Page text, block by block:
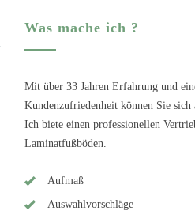
Was mache ich ?
Mit über 33 Jahren Erfahrung und
Kundenzufriedenheit können Sie sich
Ich biete einen professionellen
Laminatfußböden.
Aufmaß
Auswahlvorschläge